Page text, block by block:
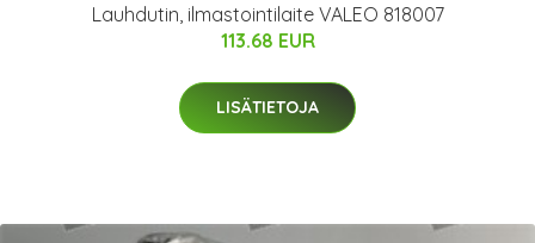
Lauhdutin, ilmastointilaite VALEO 818007
113.68 EUR
LISÄTIETOJA